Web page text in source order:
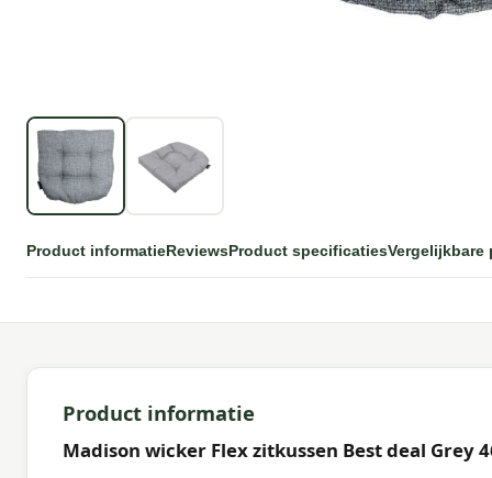
Product informatieReviewsProduct specificatiesVergelijkbare
Product informatie
Madison wicker Flex zitkussen Best deal Grey